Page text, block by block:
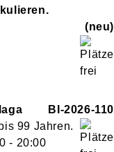
neu
BI-2026-110
99 Jahren.
- 20:00